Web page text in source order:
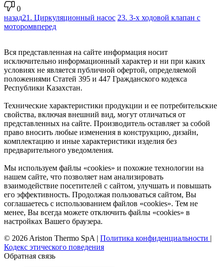
0
назад21. Циркуляционный насос 23. 3-х ходовой клапан с
моторомвперед
Вся представленная на сайте информация носит
исключительно информационный характер и ни при каких
условиях не является публичной офертой, определяемой
положениями Статей 395 и 447 Гражданского кодекса
Республики Казахстан.
Технические характеристики продукции и ее потребительские
свойства, включая внешний вид, могут отличаться от
представленных на сайте. Производитель оставляет за собой
право вносить любые изменения в конструкцию, дизайн,
комплектацию и иные характеристики изделия без
предварительного уведомления.
Мы используем файлы «cookies» и похожие технологии на
нашем сайте, что позволяет нам анализировать
взаимодействие посетителей с сайтом, улучшать и повышать
его эффективность. Продолжая пользоваться сайтом, Вы
соглашаетесь с использованием файлов «cookies». Тем не
менее, Вы всегда можете отключить файлы «cookies» в
настройках Вашего браузера.
© 2026 Ariston Thermo SpA | Политика конфиденциальности |
Кодекс этического поведения
Обратная связь